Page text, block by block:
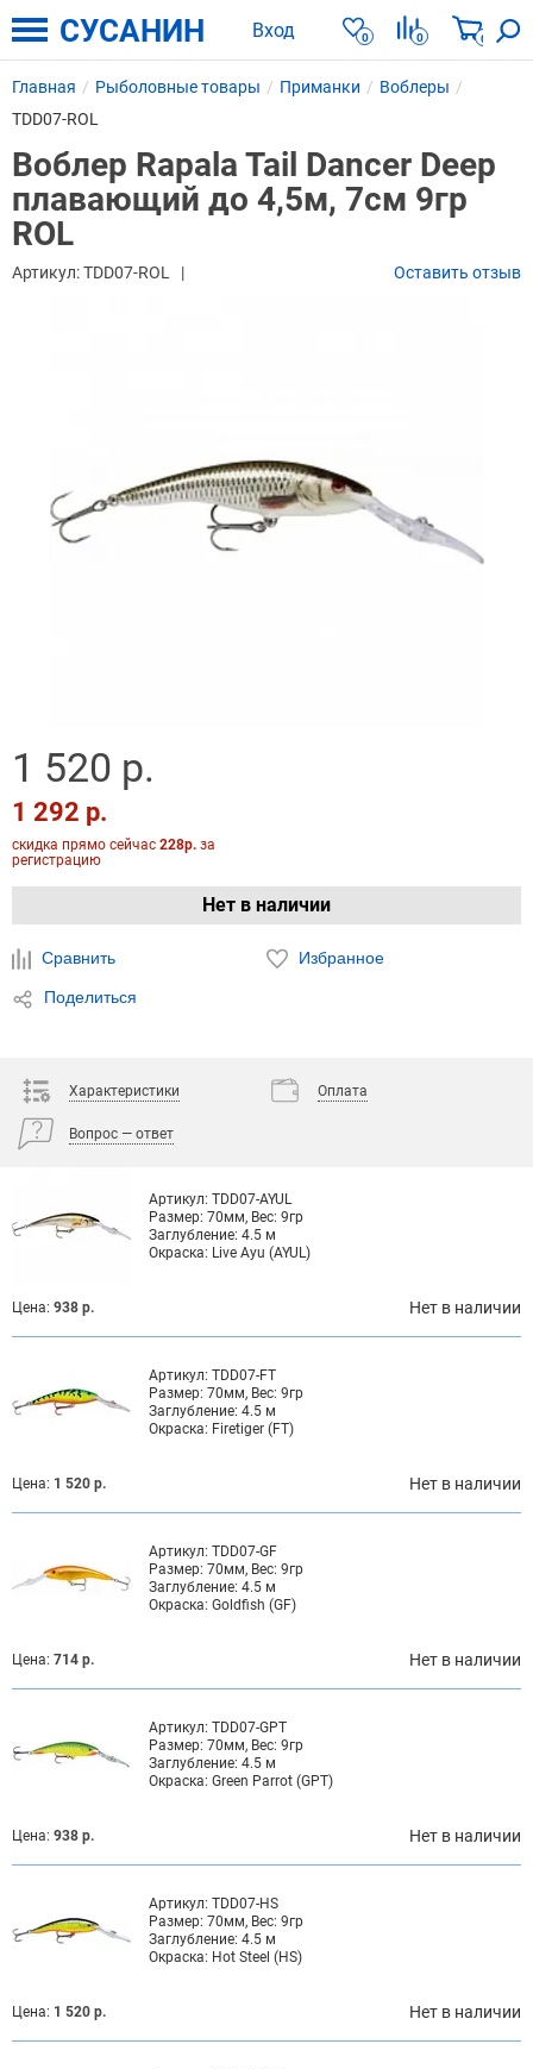
Вход 0 0 0
СУСАНИН
Главная Рыболовные товары Приманки
Воблеры
TDD07-ROL
Воблер Rapala Tail Dancer Deep
плавающий до 4,5м, 7см 9гр
ROL
Артикул:TDD07-ROL Оставить отзыв
1 520 р.
1 292 р.
скидка прямо сейчас 228р. за
регистрацию
Нет в наличии
Сравнить Избранное
Поделиться
Характеристики Оплата
Вопрос — ответ
Артикул: TDD07-AYUL
Размер: 70мм, Вес: 9гр
Заглубление: 4.5 м
Окраска: Live Ayu (AYUL)
Цена: 938 р. Нет в наличии
Артикул: TDD07-FT
Размер: 70мм, Вес: 9гр
Заглубление: 4.5 м
Окраска: Firetiger (FT)
Цена: 1 520 р. Нет в наличии
Артикул: TDD07-GF
Размер: 70мм, Вес: 9гр
Заглубление: 4.5 м
Окраска: Goldfish (GF)
Цена: 714 р. Нет в наличии
Артикул: TDD07-GPT
Размер: 70мм, Вес: 9гр
Заглубление: 4.5 м
Окраска: Green Parrot (GPT)
Цена: 938 р. Нет в наличии
Артикул: TDD07-HS
Размер: 70мм, Вес: 9гр
Заглубление: 4.5 м
Окраска: Hot Steel (HS)
Цена: 1 520 р. Нет в наличии